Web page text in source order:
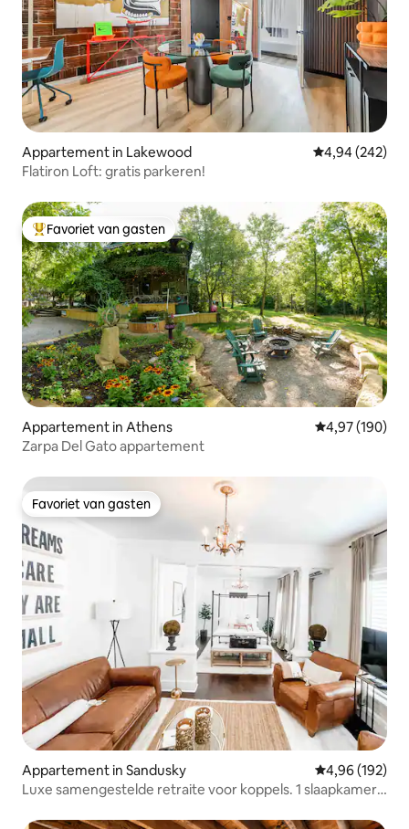
Appartement in Lakewood Gemiddelde
4,94 (242)
Flatiron Loft: gratis parkeren!
Topfavoriet van gasten
Favoriet van gasten
Appartement in Athens Gemiddelde
4,97 (190)
Zarpa Del Gato appartement
Favoriet van gasten
Favoriet van gasten
Appartement in Sandusky Gemiddelde
4,96 (192)
Luxe samengestelde retraite voor koppels. 1 slaapkamer.